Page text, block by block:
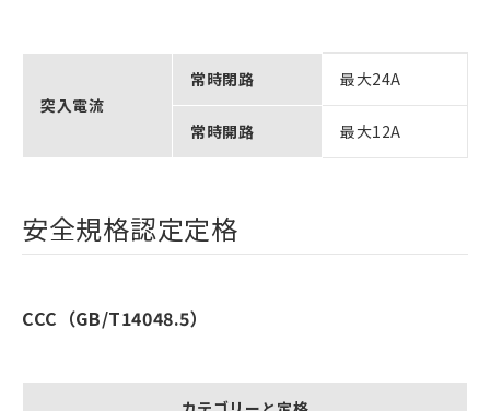
突入電流
常時閉路 最大24A
常時開路 最大12A
安全規格認定定格
CCC（GB/T14048.5）